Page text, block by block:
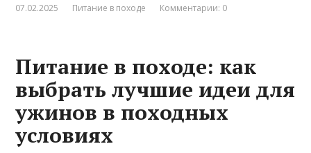
07.02.2025 Питание в походе Комментарии: 0
Питание в походе: как
выбрать лучшие идеи для
ужинов в походных
условиях